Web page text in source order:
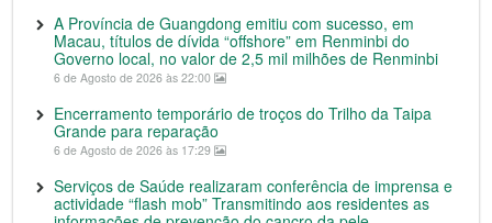
A Província de Guangdong emitiu com sucesso, em
Macau, títulos de dívida “offshore” em Renminbi do
Governo local, no valor de 2,5 mil milhões de Renminbi
6 de Agosto de 2026 às 22:00
Encerramento temporário de troços do Trilho da Taipa
Grande para reparação
6 de Agosto de 2026 às 17:29
Serviços de Saúde realizaram conferência de imprensa e
actividade “flash mob” Transmitindo aos residentes as